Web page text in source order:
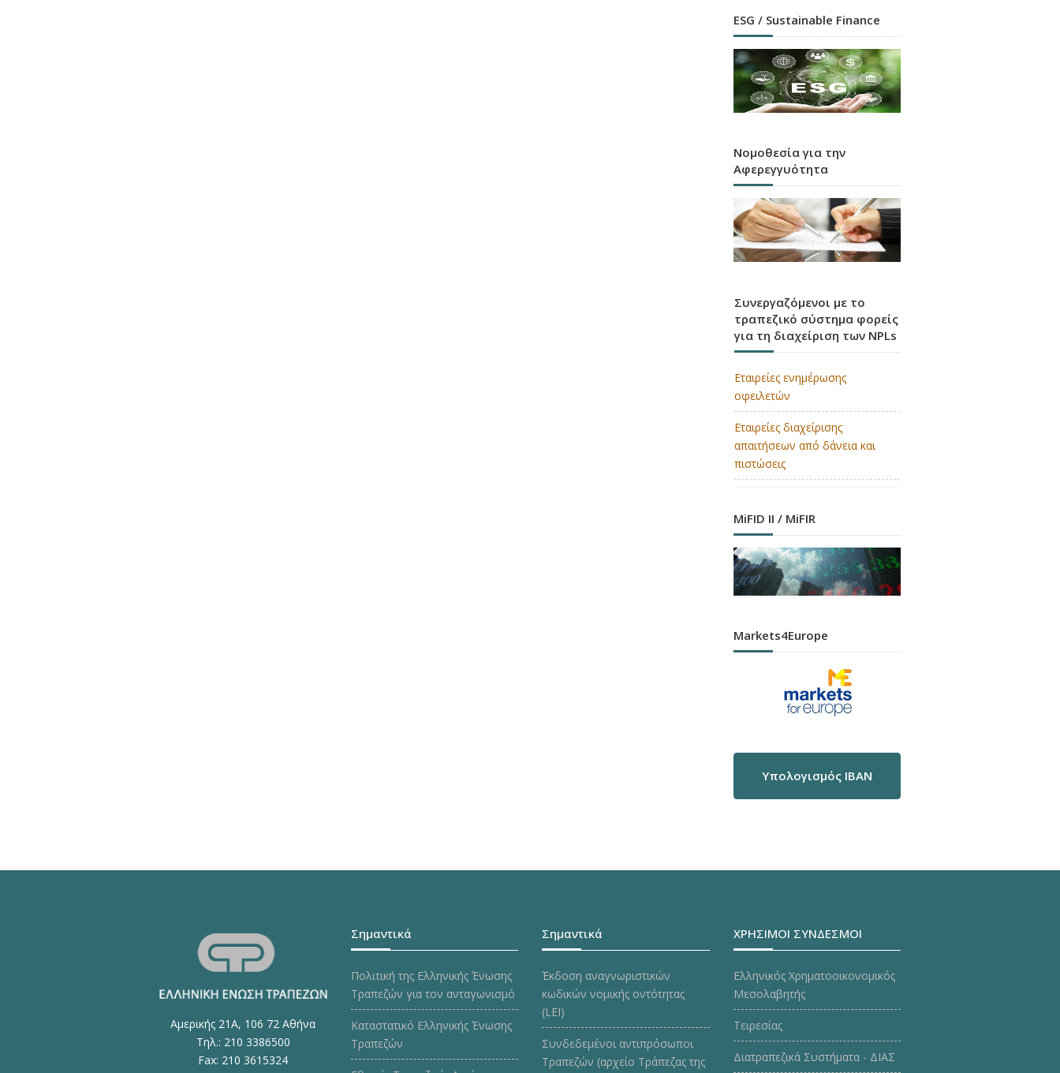
ESG / Sustainable Finance
Νομοθεσία για την
Αφερεγγυότητα
Συνεργαζόμενοι με το
τραπεζικό σύστημα φορείς
για τη διαχείριση των NPLs
Εταιρείες ενημέρωσης
οφειλετών
Εταιρείες διαχείρισης
απαιτήσεων από δάνεια και
πιστώσεις
MiFID II / MiFIR
Markets4Europe
Υπολογισμός IBAN
Αμερικής 21Α, 106 72 Αθήνα
Τηλ.: 210 3386500
Fax: 210 3615324
Σημαντικά
Πολιτική της Ελληνικής Ένωσης
Τραπεζών για τον ανταγωνισμό
Καταστατικό Ελληνικής Ένωσης
Τραπεζών
Σημαντικά
Έκδοση αναγνωριστικών
κωδικών νομικής οντότητας
(LEI)
Συνδεδεμένοι αντιπρόσωποι
Τραπεζών (αρχείο Τράπεζας της
ΧΡΗΣΙΜΟΙ ΣΥΝΔΕΣΜΟΙ
Ελληνικός Χρηματοοικονομικός
Μεσολαβητής
Τειρεσίας
Διατραπεζικά Συστήματα - ΔΙΑΣ